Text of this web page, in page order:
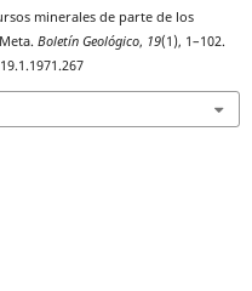
minerales de parte de los
Boletín Geológico, 19(1), 1–102.